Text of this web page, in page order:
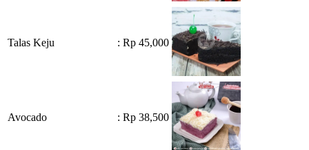
Talas Keju : Rp 45,000
Avocado : Rp 38,500